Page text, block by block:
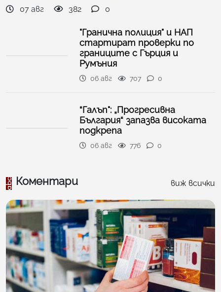
07 авг 382 0
"Гранична полиция" и НАП
стартират проверки по
границите с Гърция и
Румъния
06 авг 707 0
“Галъп": „Прогресивна
България“ запазва високата
подкрепа
06 авг 776 0
Коментари виж всички